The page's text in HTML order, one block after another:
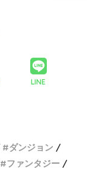
LINE
ダンジョン
ファンタジー